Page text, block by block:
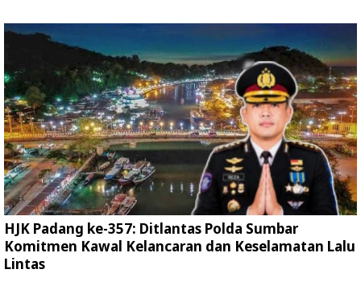
HJK Padang ke-357: Ditlantas Polda Sumbar
Komitmen Kawal Kelancaran dan Keselamatan Lalu
Lintas